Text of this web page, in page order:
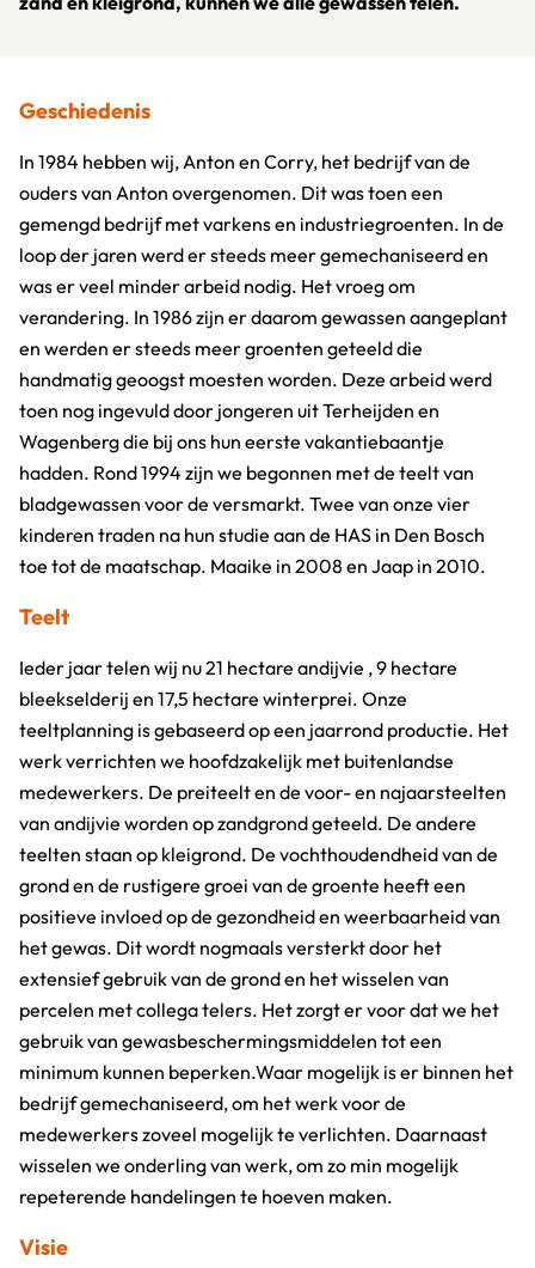
Geschiedenis
In 1984 hebben wij, Anton en Corry, het bedrijf van de
ouders van Anton overgenomen. Dit was toen een
gemengd bedrijf met varkens en industriegroenten. In de
loop der jaren werd er steeds meer gemechaniseerd en
was er veel minder arbeid nodig. Het vroeg om
verandering. In 1986 zijn er daarom gewassen aangeplant
en werden er steeds meer groenten geteeld die
handmatig geoogst moesten worden. Deze arbeid werd
toen nog ingevuld door jongeren uit Terheijden en
Wagenberg die bij ons hun eerste vakantiebaantje
hadden. Rond 1994 zijn we begonnen met de teelt van
bladgewassen voor de versmarkt. Twee van onze vier
kinderen traden na hun studie aan de HAS in Den Bosch
toe tot de maatschap. Maaike in 2008 en Jaap in 2010.
Teelt
Ieder jaar telen wij nu 21 hectare andijvie , 9 hectare
bleekselderij en 17,5 hectare winterprei. Onze
teeltplanning is gebaseerd op een jaarrond productie. Het
werk verrichten we hoofdzakelijk met buitenlandse
medewerkers. De preiteelt en de voor- en najaarsteelten
van andijvie worden op zandgrond geteeld. De andere
teelten staan op kleigrond. De vochthoudendheid van de
grond en de rustigere groei van de groente heeft een
positieve invloed op de gezondheid en weerbaarheid van
het gewas. Dit wordt nogmaals versterkt door het
extensief gebruik van de grond en het wisselen van
percelen met collega telers. Het zorgt er voor dat we het
gebruik van gewasbeschermingsmiddelen tot een
minimum kunnen beperken.Waar mogelijk is er binnen het
bedrijf gemechaniseerd, om het werk voor de
medewerkers zoveel mogelijk te verlichten. Daarnaast
wisselen we onderling van werk, om zo min mogelijk
repeterende handelingen te hoeven maken.
Visie